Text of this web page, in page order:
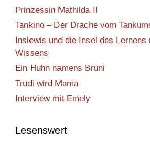
Prinzessin Mathilda II
Tankino – Der Drache vom
Inslewis und die Insel des Lernens
Wissens
Ein Huhn namens Bruni
Trudi wird Mama
Interview mit Emely
Lesenswert